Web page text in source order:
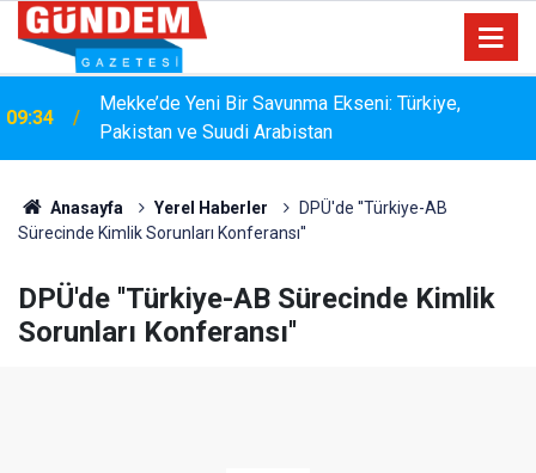
15:33 YANGIN RİSKİNE KARŞI KAPSAMLI TEMİZLİK
Anasayfa Yerel Haberler
DPÜ'de ''Türkiye-AB
Sürecinde Kimlik Sorunları Konferansı''
DPÜ'de ''Türkiye-AB Sürecinde Kimlik
Sorunları Konferansı''